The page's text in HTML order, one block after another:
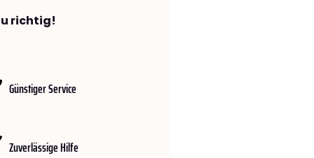
richtig!
Günstiger Service
Zuverlässige Hilfe